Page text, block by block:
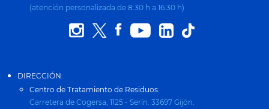
(atención personalizada de 8:30 h a 16:30 h)
DIRECCIÓN:
Centro de Tratamiento de Residuos:
Carretera de Cogersa, 1125 - Serín. 33697 Gijón.